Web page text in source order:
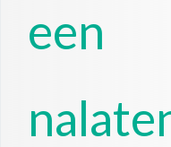
een